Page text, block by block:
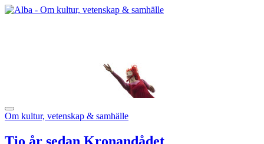
Om kultur, vetenskap & samhälle